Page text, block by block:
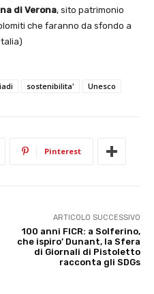
di Verona, sito patrimonio
che faranno da sfondo a
sostenibilita' Unesco
Pinterest
ARTICOLO SUCCESSIVO
100 anni FICR: a Solferino,
che ispiro’ Dunant, la Sfera
di Giornali di Pistoletto
racconta gli SDGs